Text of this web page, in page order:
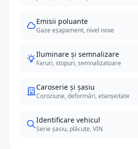
Emisii poluante
Gaze eșapament, nivel noxe
Iluminare și semnalizare
Faruri, stopuri, semnalizatoare
Caroserie și șasiu
Coroziune, deformări, etanșeitate
Identificare vehicul
Serie șasiu, plăcuțe, VIN